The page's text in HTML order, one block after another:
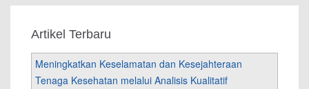
Artikel Terbaru
Meningkatkan Keselamatan dan Kesejahteraan
Tenaga Kesehatan melalui Analisis Kualitatif